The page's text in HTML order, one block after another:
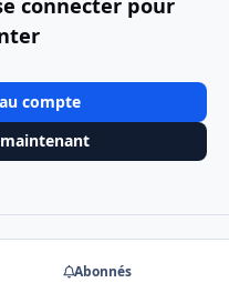
connecter pour
compte
Abonnés